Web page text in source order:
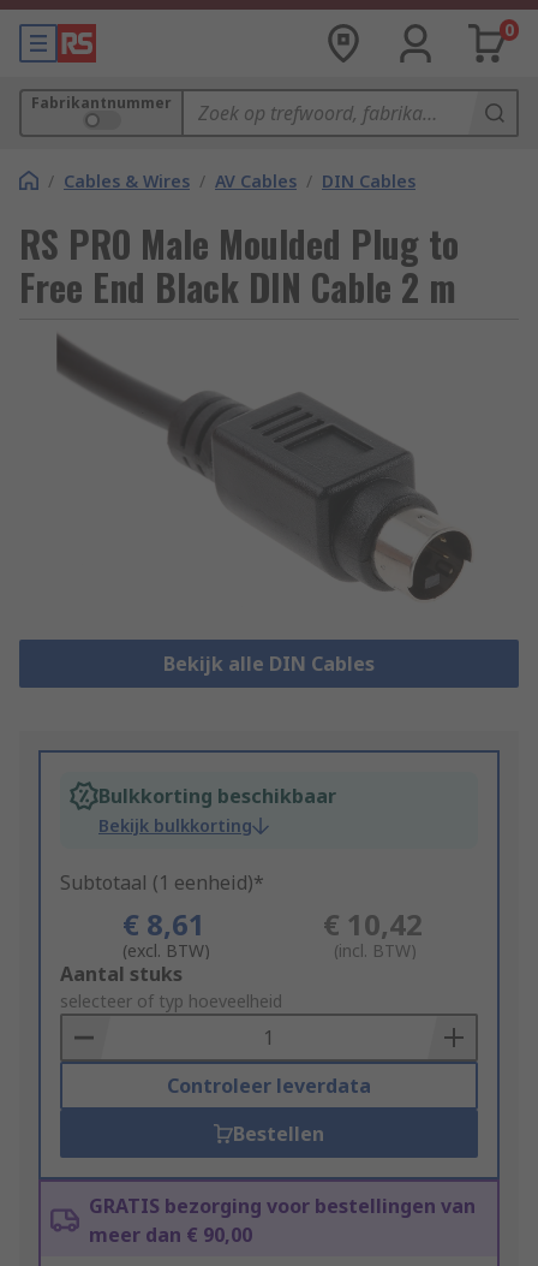
0
Fabrikantnummer
/ Cables & Wires / AV Cables / DIN Cables
RS PRO Male Moulded Plug to
Free End Black DIN Cable 2 m
Bekijk alle DIN Cables
Bulkkorting beschikbaar
Bekijk bulkkorting
Subtotaal (1 eenheid)*
€ 8,61
(excl. BTW)
€ 10,42
(incl. BTW)
Add
to
Basket
Aantal stuks
selecteer of typ hoeveelheid
Controleer leverdata
Bestellen
GRATIS bezorging voor bestellingen van
meer dan € 90,00